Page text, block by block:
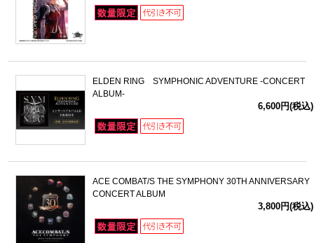
ELDEN RING SYMPHONIC ADVENTURE -CONCERT
ALBUM-
6,600円(税込)
ACE COMBAT/S THE SYMPHONY 30TH ANNIVERSARY
CONCERT ALBUM
3,800円(税込)